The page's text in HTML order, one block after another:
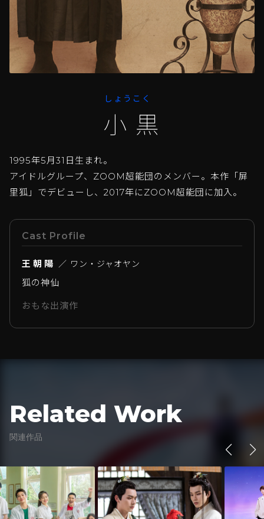
しょうこく
小黒
1995年5月31日生まれ。
アイドルグループ、ZOOM超能団のメンバー。本作「屏
里狐」でデビューし、2017年にZOOM超能団に加入。
Cast Profile
王朝陽 ／ ワン・ジャオヤン
狐の神仙
おもな出演作
Related Work
関連作品